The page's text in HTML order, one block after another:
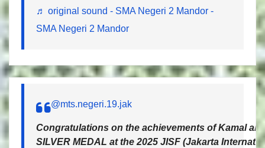
♬ original sound - SMA Negeri 2 Mandor -
SMA Negeri 2 Mandor
@mts.negeri.19.jak
Congratulations on the achievements of Kamal
SILVER MEDAL at the 2025 JISF (Jakarta